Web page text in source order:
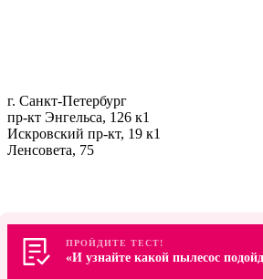
г. Санкт-Петербург
пр-кт Энгельса, 126 к1
Искровский пр-кт, 19 к1
Ленсовета, 75
ПРОЙДИТЕ ТЕСТ!
«И узнайте какой пылесос
ПРОЙДИТЕ ТЕСТ!
«И узнайте какой пылесос